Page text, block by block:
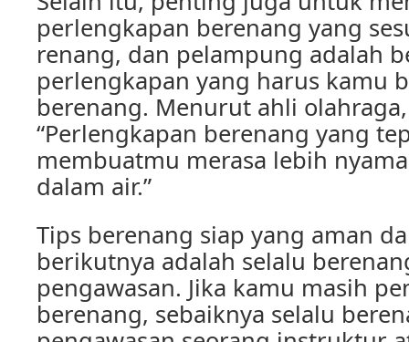
perlengkapan berenang yang
renang, dan pelampung adalah
perlengkapan yang harus kamu
berenang. Menurut ahli
“Perlengkapan berenang yang
membuatmu merasa lebih
dalam air.”
Tips berenang siap yang aman
berikutnya adalah selalu
pengawasan. Jika kamu masih
berenang, sebaiknya selalu